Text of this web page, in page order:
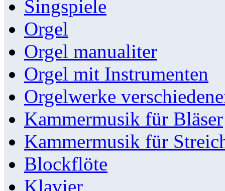
Singspiele
Orgel
Orgel manualiter
Orgel mit Instrumenten
Orgelwerke
Kammermusik für Bläser
Kammermusik für
Blockflöte
Klavier